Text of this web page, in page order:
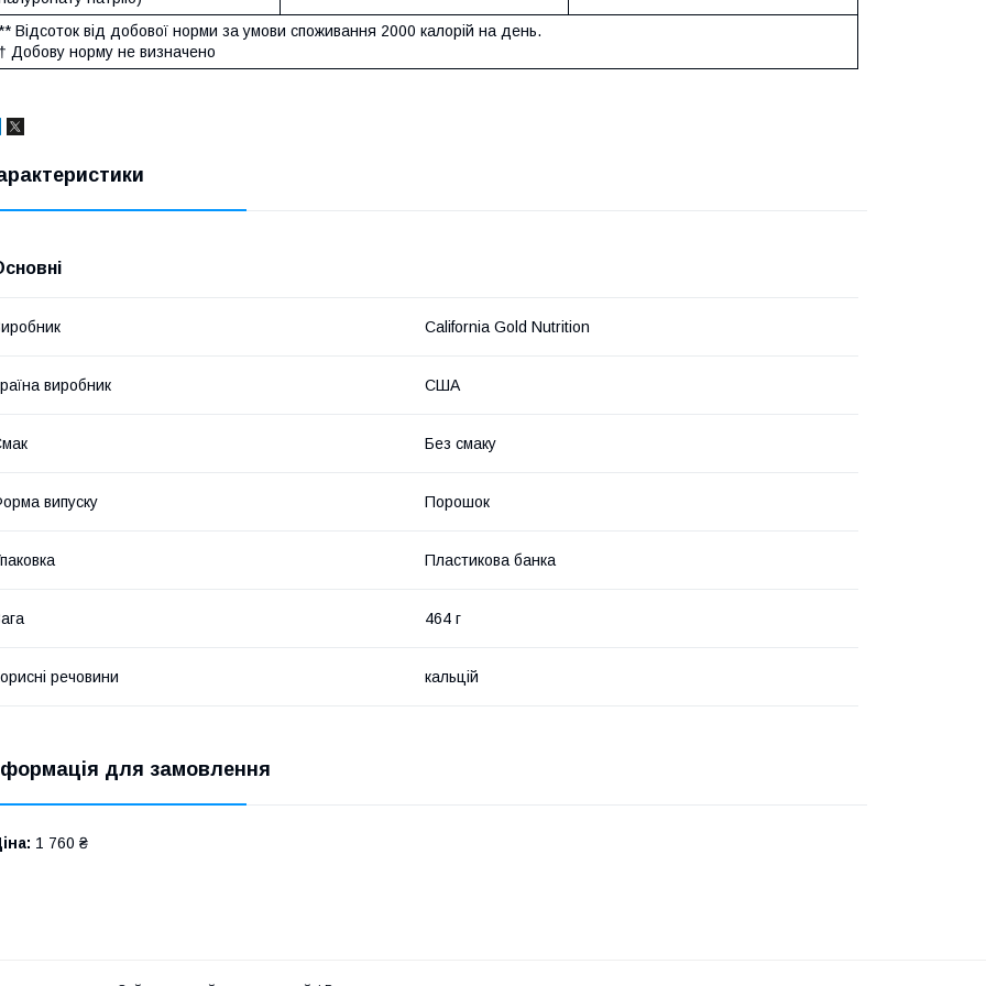
Відсоток від добової норми за умови споживання 2000 калорій на день.
† Добову норму не визначено
California Gold Nutrition
виробник США
Без смаку
випуску Порошок
Пластикова банка
464 г
речовини кальцій
для замовлення
1 760 ₴